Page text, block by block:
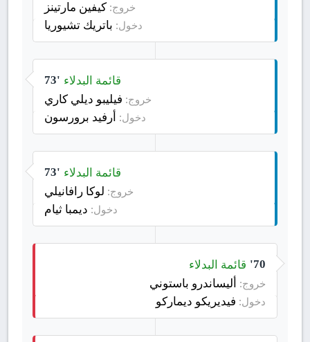
خروج: كيفين مارتينز
دخول: باتريك تشيوريا
73' قائمة البدلاء
خروج: فيليبو ديلي كاري
دخول: أرفيد برورسون
73' قائمة البدلاء
خروج: لوكا رافانيلي
دخول: ديمبا ثيام
70' قائمة البدلاء
خروج: أليساندرو باستوني
دخول: فيديريكو ديماركو